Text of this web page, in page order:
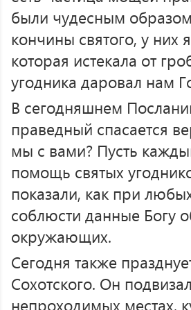
были чудесным
кончины святого, у
которая истекала от
угодника даровал нам
В сегодняшнем
праведный спасается
мы с вами? Пусть
помощь святых
показали, как при
соблюсти данные Богу
окружающих.
Сегодня также
Сохотского. Он
непроходимых местах,